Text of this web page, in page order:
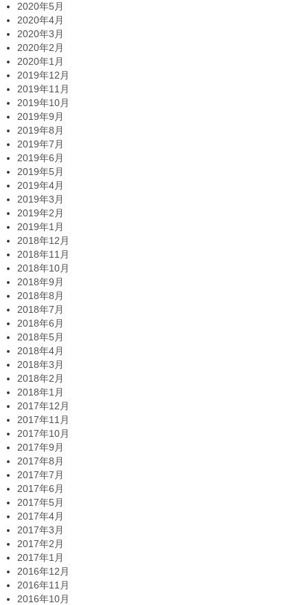
2020年5月
2020年4月
2020年3月
2020年2月
2020年1月
2019年12月
2019年11月
2019年10月
2019年9月
2019年8月
2019年7月
2019年6月
2019年5月
2019年4月
2019年3月
2019年2月
2019年1月
2018年12月
2018年11月
2018年10月
2018年9月
2018年8月
2018年7月
2018年6月
2018年5月
2018年4月
2018年3月
2018年2月
2018年1月
2017年12月
2017年11月
2017年10月
2017年9月
2017年8月
2017年7月
2017年6月
2017年5月
2017年4月
2017年3月
2017年2月
2017年1月
2016年12月
2016年11月
2016年10月